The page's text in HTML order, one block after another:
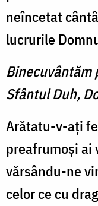
neîncetat
lucrurile
Binecuvântăm
Sfântul Duh,
Arătatu-v-aţi
preafrumoşi ai
vărsându-ne
celor ce cu